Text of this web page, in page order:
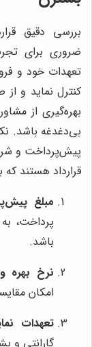
بررسی دقیق
ضروری برای
تعهدات خود و
کنترل نماید و
بهره‌گیری از
بی‌دغدغه باشد.
پیش‌پرداخت و
قرارداد هستند
مبلغ
پرداخت،
باشد.
نرخ بهره
امکان
تعهدات
گارانتی و